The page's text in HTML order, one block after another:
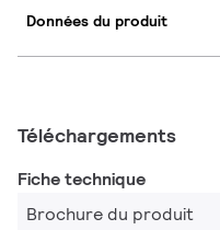
Données du produit
Téléchargements
Fiche technique
Brochure du produit